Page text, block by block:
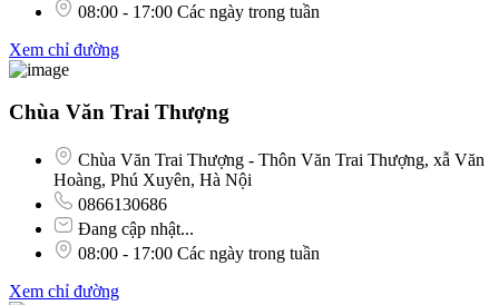
08:00 - 17:00 Các ngày trong tuần
Xem chỉ đường
Chùa Văn Trai Thượng
Chùa Văn Trai Thượng - Thôn Văn Trai Thượng, xẫ Văn
Hoàng, Phú Xuyên, Hà Nội
0866130686
Đang cập nhật...
08:00 - 17:00 Các ngày trong tuần
Xem chỉ đường